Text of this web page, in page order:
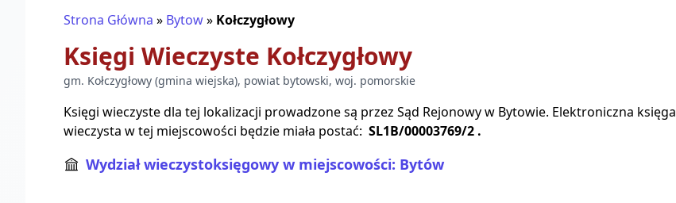
Strona Główna » Bytow» Kołczygłowy
Księgi Wieczyste Kołczygłowy
gm. Kołczygłowy (gmina wiejska), powiat bytowski, woj. pomorskie
Księgi wieczyste dla tej lokalizacji prowadzone są przez Sąd Rejonowy w Bytowie. Elektroniczna księga
wieczysta w tej miejscowości będzie miała postać: SL1B/00003769/2 .
Wydział wieczystoksięgowy w miejscowości: Bytów